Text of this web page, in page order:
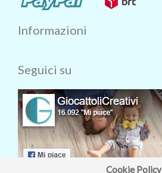
Cookie Policy
Informazioni
Seguici su